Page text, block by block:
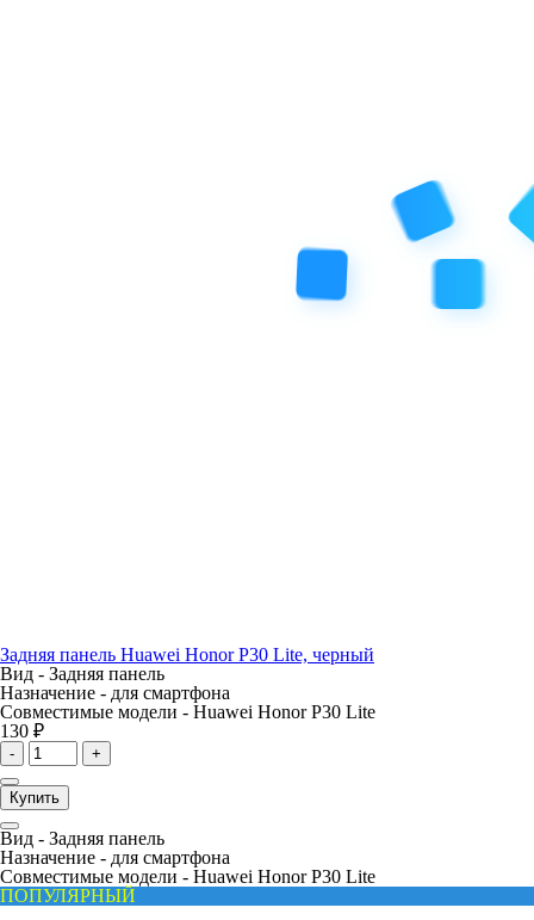
Задняя панель Huawei Honor P30 Lite, черный
Вид - Задняя панель
Назначение - для смартфона
Совместимые модели - Huawei Honor P30 Lite
130 ₽
- +
Купить
Вид - Задняя панель
Назначение - для смартфона
Совместимые модели - Huawei Honor P30 Lite
ПОПУЛЯРНЫЙ